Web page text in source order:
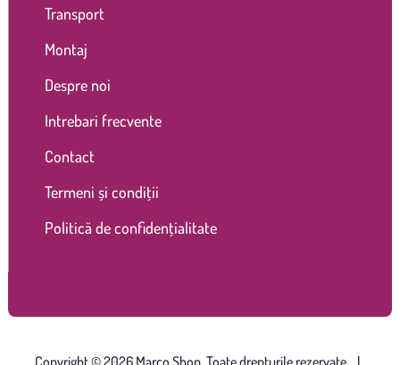
Transport
Montaj
Despre noi
Intrebari frecvente
Contact
Termeni și condiții
Politică de confidențialitate
Copyright © 2026 Marco Shop. Toate drepturile rezervate. |